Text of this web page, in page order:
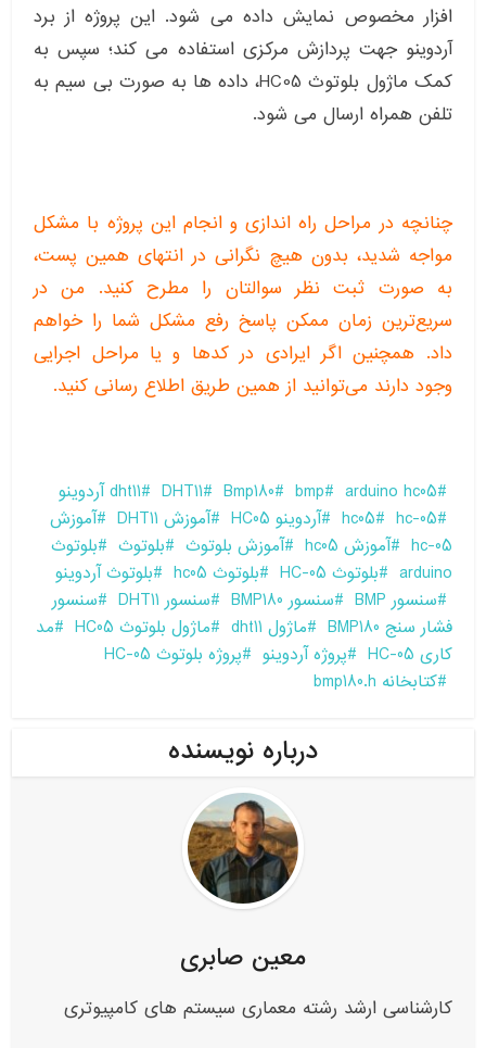
افزار مخصوص نمایش داده می شود. این پروژه از برد
آردوینو جهت پردازش مرکزی استفاده می کند؛ سپس به
کمک ماژول بلوتوث HC05، داده ها به صورت بی سیم به
تلفن همراه ارسال می شود.
چنانچه در مراحل راه اندازی و انجام این پروژه با مشکل
مواجه شدید، بدون هیچ نگرانی در انتهای همین پست،
به صورت ثبت نظر سوالتان را مطرح کنید. من در
سریع‌ترین زمان ممکن پاسخ رفع مشکل شما را خواهم
داد. همچنین اگر ایرادی در کدها و یا مراحل اجرایی
وجود دارند می‌توانید از همین طریق اطلاع رسانی کنید.
arduino hc05
bmp
Bmp180
DHT11
dht11 آردوینو
hc-05
hc05 آردوینو HC05 آموزش DHT11
آموزش
hc-05
آموزش hc05 آموزش بلوتوث بلوتوث
بلوتوث
arduino
بلوتوث HC-05 بلوتوث hc05
بلوتوث آردوینو
سنسور BMP
سنسور BMP180 سنسور DHT11
سنسور
فشار سنج BMP180
ماژول dht11 ماژول بلوتوث HC05
مد
کاری HC-05
پروژه آردوینو
پروژه بلوتوث HC-05
کتابخانه bmp180.h
درباره نویسنده
معین صابری
کارشناسی ارشد رشته معماری سیستم های کامپیوتری